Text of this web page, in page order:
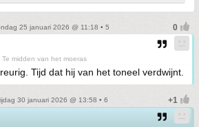
25 januari 2026 @ 11:18 • 5
Te midden van het moeras
Tijd dat hij van het toneel verdwijnt.
30 januari 2026 @ 13:58 • 6